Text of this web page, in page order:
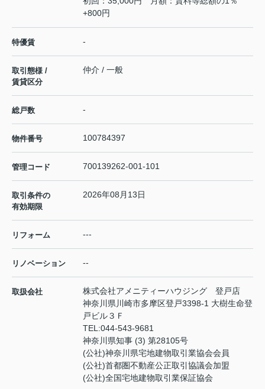
+800円
特優賃 -
取引態様 /
賃貸区分
仲介 / 一般
総戸数 -
物件番号 100784397
管理コード 700139262-001-101
取引条件の
有効期限
2026年08月13日
リフォーム ---
リノベーション --
取扱会社
株式会社アメニティーハウジング 登戸店
神奈川県川崎市多摩区登戸3398-1 大樹生命登
戸ビル３Ｆ
TEL:044-543-9681
神奈川県知事 (3) 第28105号
(公社)神奈川県宅地建物取引業協会会員
(公社)首都圏不動産公正取引協議会加盟
(公社)全国宅地建物取引業保証協会